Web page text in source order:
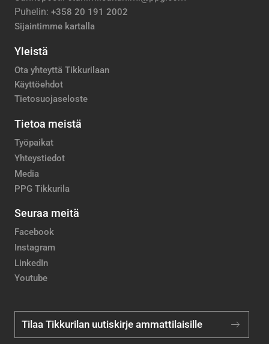
Puhelin: +358 20 191 2002
Sijaintimme kartalla
Yleistä
Ota yhteyttä Tikkurilaan
Käyttöehdot
Tietosuojaseloste
Tietoa meistä
Työpaikat
Yhteystiedot
Media
PPG Tikkurila
Seuraa meitä
Facebook
Instagram
LinkedIn
Youtube
Tilaa Tikkurilan uutiskirje ammattilaisille